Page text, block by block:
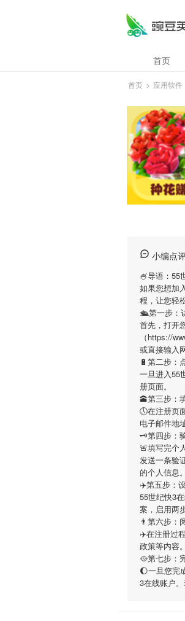
首页
首页 > 应用软件
小编点
🍧导语： 55
如果您想加入
程，让您轻
🛳第一步：
首先，打开
（https://
或直接输入
🔋第二步：
一旦进入55
册页面。
🕋第三步：
🕔在注册页
电子邮件地
🗝第四步：
🚨填写完个
发送一条验
的个人信息。
✈️第五步：
55世纪快3
案，启用两
👨第六步：
✈️在注册过
政策等内容
🥘第七步：
🌔一旦您完
3在线账户